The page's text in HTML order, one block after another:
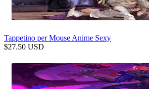
Tappetino per Mouse Anime Sexy
$27.50 USD